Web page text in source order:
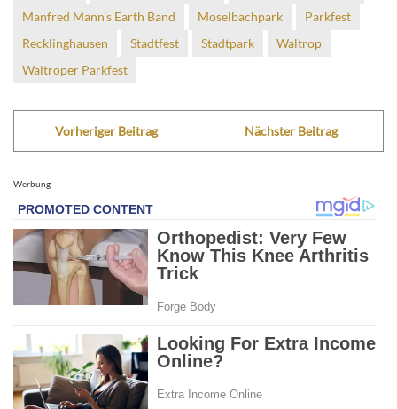
Manfred Mann's Earth Band
Moselbachpark
Parkfest
Recklinghausen
Stadtfest Stadtpark
Waltrop
Waltroper Parkfest
Vorheriger Beitrag Nächster Beitrag
Werbung